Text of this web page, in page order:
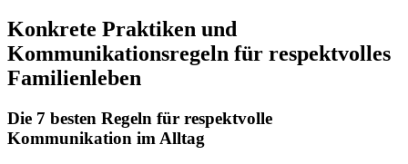
Konkrete Praktiken und
Kommunikationsregeln für respektvolles
Familienleben
Die 7 besten Regeln für respektvolle
Kommunikation im Alltag